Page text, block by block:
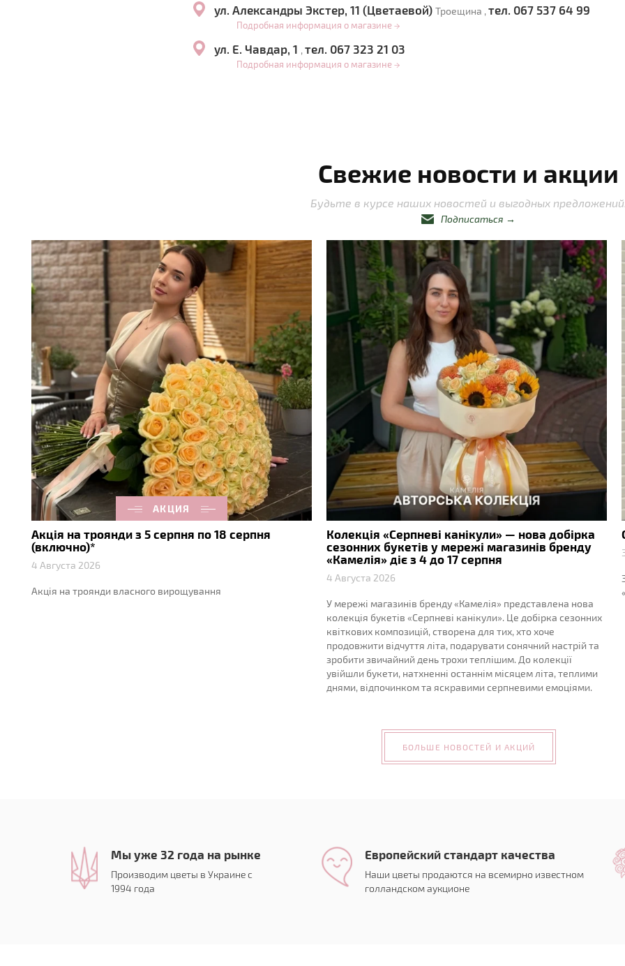
ул. Александры Экстер, 11 (Цветаевой) Троещина , тел. 067 537 64 99
Подробная информация о магазине →
ул. Е. Чавдар, 1 , тел. 067 323 21 03
Подробная информация о магазине →
Свежие новости и акции
Будьте в курсе наших новостей и выгодных
Подписаться →
АКЦИЯ
Акція на троянди з 5 серпня по 18 серпня
(включно)*
4 Августа 2026
Акція на троянди власного вирощування
Колекція «Серпневі канікули» — нова добірка
сезонних букетів у мережі магазинів бренду
«Камелія» діє з 4 до 17 серпня
4 Августа 2026
У мережі магазинів бренду «Камелія» представлена нова
колекція букетів «Серпневі канікули». Це добірка сезонних
квіткових композицій, створена для тих, хто хоче
продовжити відчуття літа, подарувати сонячний настрій та
зробити звичайний день трохи теплішим. До колекції
увійшли букети, натхненні останнім місяцем літа, теплими
днями, відпочинком та яскравими серпневими емоціями.
БОЛЬШЕ НОВОСТЕЙ И АКЦИЙ
Мы уже 32 года на рынке
Производим цветы в Украине с
1994 года
Европейский стандарт качества
Наши цветы продаются на всемирно известном
голландском аукционе